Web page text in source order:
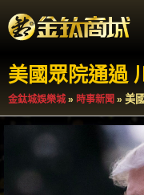
首頁
如何累積紅利
百萬扭蛋
美國眾院通過
金鈦城娛樂城 » 時事新聞 » 美